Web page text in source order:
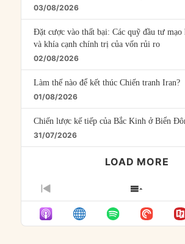
03/08/2026
Đặt cược vào thất bại: Các quỹ đầu tư mạo
và khía cạnh chính trị của vốn rủi ro
02/08/2026
Làm thế nào để kết thúc Chiến tranh Iran?
01/08/2026
Chiến lược kế tiếp của Bắc Kinh ở Biển
31/07/2026
LOAD MORE
PREVIOUS
EPISODE
SHOW
LIST